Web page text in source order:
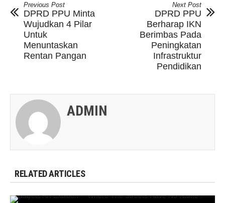
Previous Post
DPRD PPU Minta
Wujudkan 4 Pilar
Untuk
Menuntaskan
Rentan Pangan
Next Post
DPRD PPU
Berharap IKN
Berimbas Pada
Peningkatan
Infrastruktur
Pendidikan
ADMIN
RELATED ARTICLES